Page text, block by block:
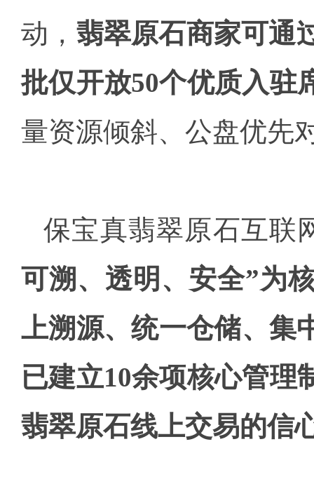
动， 翡翠原石商家可通
批仅开放50个优质入驻
量资源倾斜、公盘优先
保宝真翡翠原石互联
可溯、透明、安全”为
上溯源、统一仓储、集
已建立10余项核心管理
翡翠原石线上交易的信